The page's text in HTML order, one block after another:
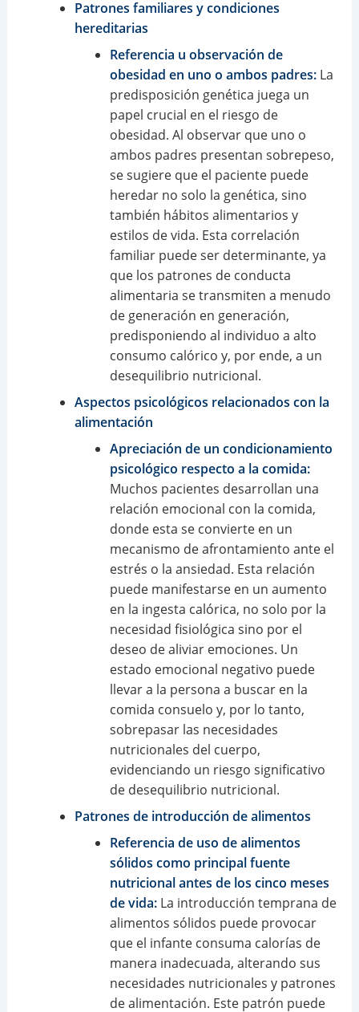
Patrones familiares y condiciones
hereditarias
Referencia u observación de
obesidad en uno o ambos padres:La
predisposición genética juega un
papel crucial en el riesgo de
obesidad. Al observar que uno o
ambos padres presentan sobrepeso,
se sugiere que el paciente puede
heredar no solo la genética, sino
también hábitos alimentarios y
estilos de vida. Esta correlación
familiar puede ser determinante, ya
que los patrones de conducta
alimentaria se transmiten a menudo
de generación en generación,
predisponiendo al individuo a alto
consumo calórico y, por ende, a un
desequilibrio nutricional.
Aspectos psicológicos relacionados con la
alimentación
Apreciación de un condicionamiento
psicológico respecto a la comida:
Muchos pacientes desarrollan una
relación emocional con la comida,
donde esta se convierte en un
mecanismo de afrontamiento ante el
estrés o la ansiedad. Esta relación
puede manifestarse en un aumento
en la ingesta calórica, no solo por la
necesidad fisiológica sino por el
deseo de aliviar emociones. Un
estado emocional negativo puede
llevar a la persona a buscar en la
comida consuelo y, por lo tanto,
sobrepasar las necesidades
nutricionales del cuerpo,
evidenciando un riesgo significativo
de desequilibrio nutricional.
Patrones de introducción de alimentos
Referencia de uso de alimentos
sólidos como principal fuente
nutricional antes de los cinco meses
de vida:La introducción temprana de
alimentos sólidos puede provocar
que el infante consuma calorías de
manera inadecuada, alterando sus
necesidades nutricionales y patrones
de alimentación. Este patrón puede